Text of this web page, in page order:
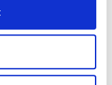
Kanunu uyarınca
ilgili daha